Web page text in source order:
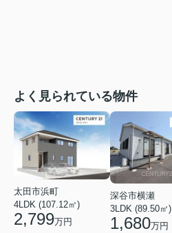
よく見られている物件
太田市浜町
4LDK (107.12㎡)
2,799万円
深谷市横瀬
3LDK (89.50㎡)
1,680万円